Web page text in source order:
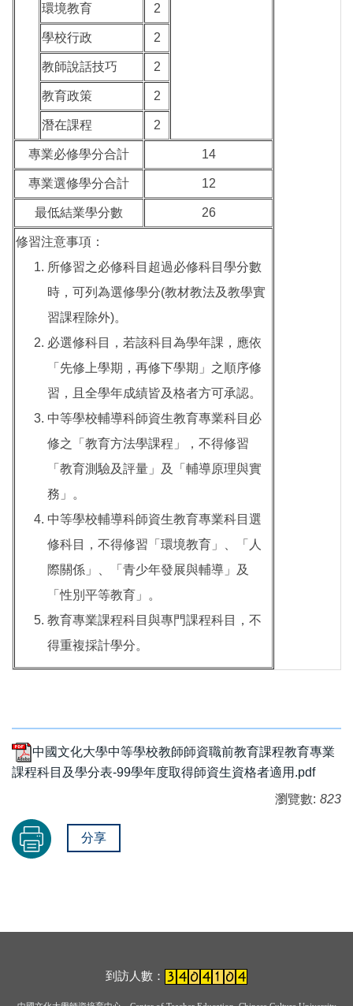
環境教育 2
學校行政 2
教師說話技巧 2
教育政策 2
潛在課程 2
專業必修學分合計 14
專業選修學分合計 12
最低結業學分數 26
修習注意事項：
所修習之必修科目超過必修科目學分數
時，可列為選修學分(教材教法及教學實
習課程除外)。
必選修科目，若該科目為學年課，應依
「先修上學期，再修下學期」之順序修
習，且全學年成績皆及格者方可承認。
中等學校輔導科師資生教育專業科目必
修之「教育方法學課程」，不得修習
「教育測驗及評量」及「輔導原理與實
務」。
中等學校輔導科師資生教育專業科目選
修科目，不得修習「環境教育」、「人
際關係」、「青少年發展與輔導」及
「性別平等教育」。
教育專業課程科目與專門課程科目，不
得重複採計學分。
中國文化大學中等學校教師師資職前教育課程教育專業
課程科目及學分表-99學年度取得師資生資格者適用.pdf
瀏覽數: 823
分享
到訪人數：